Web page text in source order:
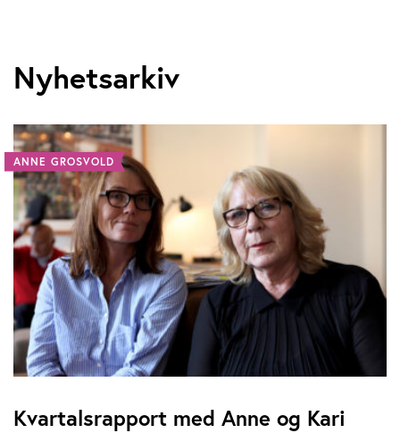
Nyhetsarkiv
ANNE GROSVOLD
Kvartalsrapport med Anne og Kari